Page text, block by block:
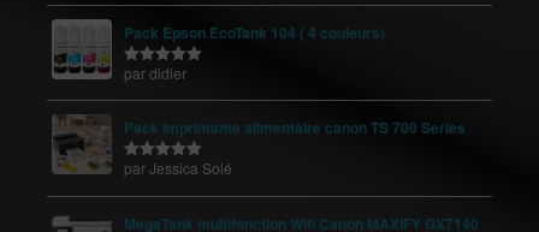
Pack Epson EcoTank 104 ( 4 couleurs)
Note 5sur
par didier
Pack imprimante alimentaire canon TS 700 Series
Note5sur
par Jessica Solé
MegaTank multifonction Wifi Canon MAXIFY GX7140